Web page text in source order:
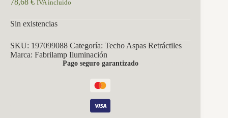
IVA incluido
Sin existencias
SKU: 197099088 Categoría: Techo Aspas Retráctiles
Marca: Fabrilamp Iluminación
Pago seguro garantizado